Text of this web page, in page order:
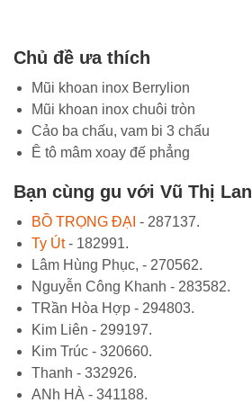
Chủ đề ưa thích
Mũi khoan inox Berrylion
Mũi khoan inox chuôi tròn
Cảo ba chấu, vam bi 3 chấu
Ê tô mâm xoay đế phẳng
Bạn cùng gu với Vũ Thị Lan
BỒ TRỌNG ĐẠI - 287137.
Ty Út- 182991.
Lâm Hùng Phục, - 270562.
Nguyễn Công Khanh - 283582.
TRần Hòa Hợp - 294803.
Kim Liên - 299197.
Kim Trúc - 320660.
Thanh - 332926.
ANh HÀ - 341188.